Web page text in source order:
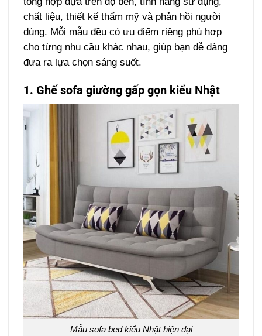
chất liệu, thiết kế thẩm mỹ và phản hồi người
dùng. Mỗi mẫu đều có ưu điểm riêng phù hợp
cho từng nhu cầu khác nhau, giúp bạn dễ dàng
đưa ra lựa chọn sáng suốt.
1. Ghế sofa giường gấp gọn kiểu Nhật
Mẫu sofa bed kiểu Nhật hiện đại